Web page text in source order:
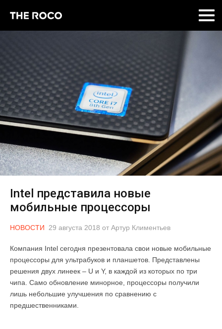
Intel представила новые
мобильные процессоры
НОВОСТИ 29 августа 2018 от Артур Климентьев
Компания Intel сегодня презентовала свои новые мобильные
процессоры для ультрабуков и планшетов. Представлены
решения двух линеек – U и Y, в каждой из которых по три
чипа. Само обновление минорное, процессоры получили
лишь небольшие улучшения по сравнению с
предшественниками.